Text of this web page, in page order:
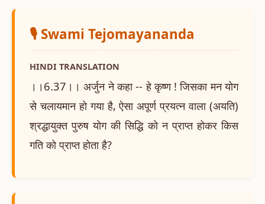
🎙️ Swami Tejomayananda
HINDI TRANSLATION
।।6.37।। अर्जुन ने कहा -- हे कृष्ण ! जिसका मन योग
से चलायमान हो गया है, ऐसा अपूर्ण प्रयत्न वाला (अयति)
श्रद्धायुक्त पुरुष योग की सिद्धि को न प्राप्त होकर किस
गति को प्राप्त होता है?